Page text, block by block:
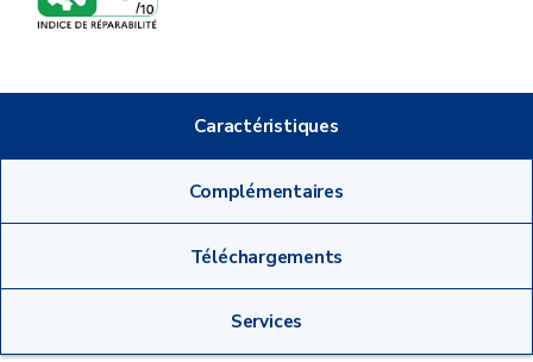
Caractéristiques
Complémentaires
Téléchargements
Services